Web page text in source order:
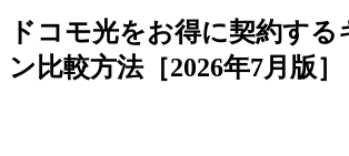
ドコモ光をお得に契約す
ン比較方法［2026年7月版］